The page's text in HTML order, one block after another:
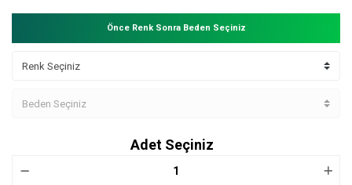
Önce Renk Sonra Beden Seçiniz
Adet Seçiniz